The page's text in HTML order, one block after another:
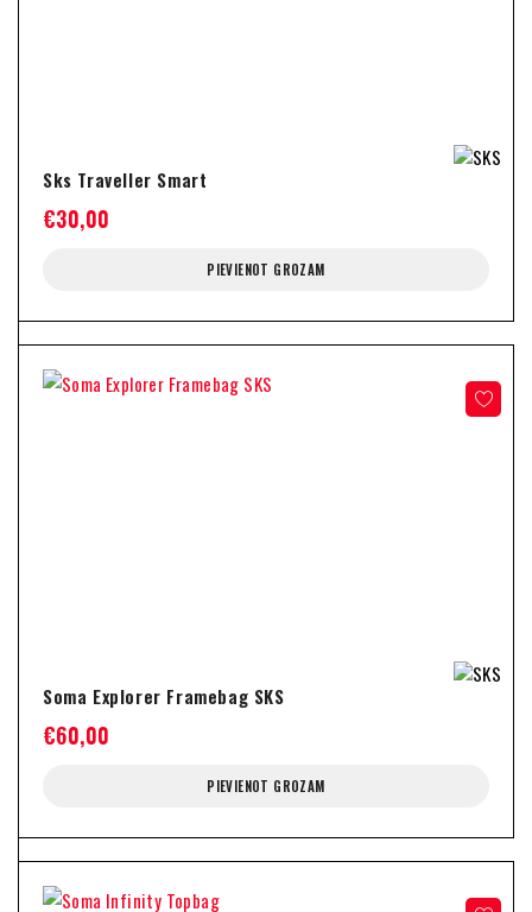
Sks Traveller Smart
€30,00
PIEVIENOT GROZAM
Soma Explorer Framebag SKS
€60,00
PIEVIENOT GROZAM